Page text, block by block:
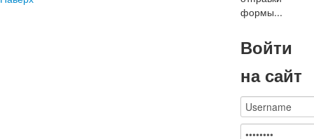
формы...
Войти
на сайт